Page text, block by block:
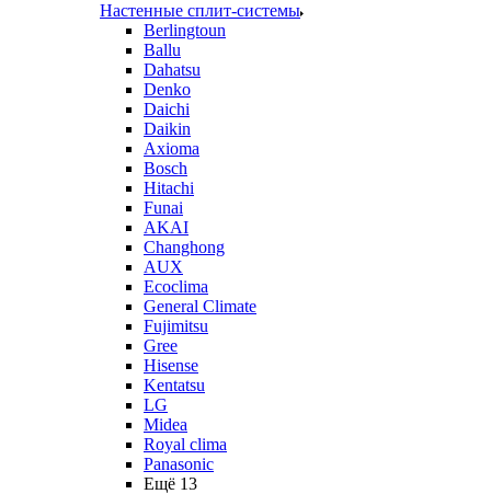
Настенные сплит-системы
Berlingtoun
Ballu
Dahatsu
Denko
Daichi
Daikin
Axioma
Bosch
Hitachi
Funai
AKAI
Changhong
AUX
Ecoclima
General Climate
Fujimitsu
Gree
Hisense
Kentatsu
LG
Midea
Royal clima
Panasonic
Ещё 13